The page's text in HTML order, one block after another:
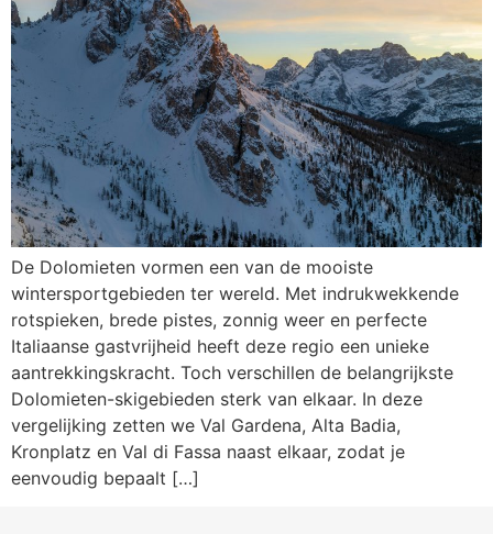
De Dolomieten vormen een van de mooiste
wintersportgebieden ter wereld. Met indrukwekkende
rotspieken, brede pistes, zonnig weer en perfecte
Italiaanse gastvrijheid heeft deze regio een unieke
aantrekkingskracht. Toch verschillen de belangrijkste
Dolomieten-skigebieden sterk van elkaar. In deze
vergelijking zetten we Val Gardena, Alta Badia,
Kronplatz en Val di Fassa naast elkaar, zodat je
eenvoudig bepaalt […]